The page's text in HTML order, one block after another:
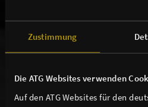
Zustimmung
Die ATG Websites verwenden
Auf den ATG Websites für den
THEATER / ANFAHRT / SERVICE
NEWSLETTER